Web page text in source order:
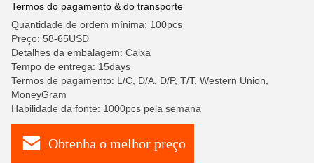
Termos do pagamento & do transporte
Quantidade de ordem mínima: 100pcs
Preço: 58-65USD
Detalhes da embalagem: Caixa
Tempo de entrega: 15days
Termos de pagamento: L/C, D/A, D/P, T/T, Western Union,
MoneyGram
Habilidade da fonte: 1000pcs pela semana
Obtenha o melhor preço